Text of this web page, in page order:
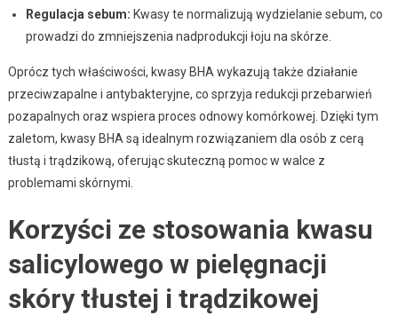
Regulacja sebum: Kwasy te normalizują wydzielanie sebum, co
prowadzi do zmniejszenia nadprodukcji łoju na skórze.
Oprócz tych właściwości, kwasy BHA wykazują także działanie
przeciwzapalne i antybakteryjne, co sprzyja redukcji przebarwień
pozapalnych oraz wspiera proces odnowy komórkowej. Dzięki tym
zaletom, kwasy BHA są idealnym rozwiązaniem dla osób z cerą
tłustą i trądzikową, oferując skuteczną pomoc w walce z
problemami skórnymi.
Korzyści ze stosowania kwasu
salicylowego w pielęgnacji
skóry tłustej i trądzikowej